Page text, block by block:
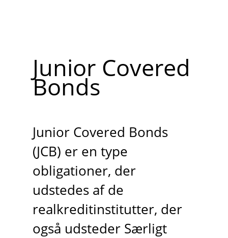
Junior Covered
Bonds
Junior Covered Bonds
(JCB) er en type
obligationer, der
udstedes af de
realkreditinstitutter, der
også udsteder Særligt